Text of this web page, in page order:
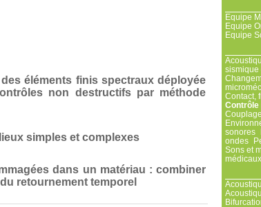
éléments finis spectraux déployée
non destructifs par méthode
simples et complexes
dans un matériau : combiner
retournement temporel
Equipe
Equipe
Equipe
sismique
Contact,
sonores
ondes
Sons et
médicaux